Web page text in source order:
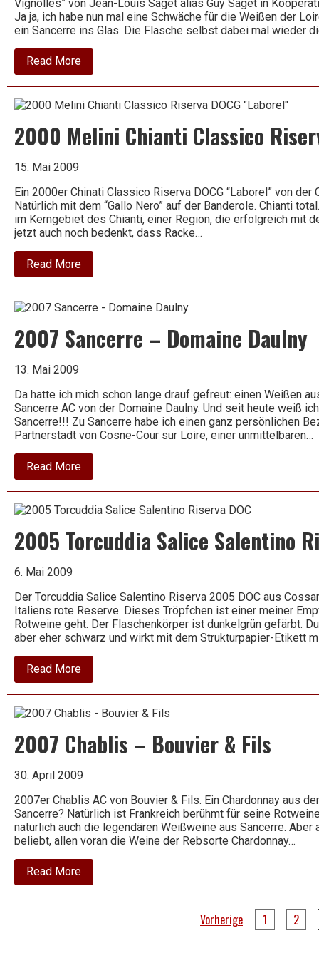
Vignolles” von Jean-Louis Saget alias Guy Saget in
Ja ja, ich habe nun mal eine Schwäche für die Weißen der
ein Sancerre ins Glas. Die Flasche selbst dabei mal wieder
Read Moreabout
2008
Sancerre
Les
Guy
2000 Melini Chianti Classico
15. Mai 2009
Ein 2000er Chinati Classico Riserva DOCG “Laborel” von
Natürlich mit dem “Gallo Nero” auf der Banderole. Chianti
im Kerngebiet des Chianti, einer Region, die erfolgreich mit
jetzt auch noch bedenkt, dass Racke…
Read Moreabout
2000
Melini
Classico
“Laborel”
2007 Sancerre – Domaine Daulny
13. Mai 2009
Da hatte ich mich schon lange drauf gefreut: einen Weißen
Sancerre AC von der Domaine Daulny. Und seit heute weiß
Sancerre!!! Zu Sancerre habe ich einen ganz persönlichen
Partnerstadt von Cosne-Cour sur Loire, einer unmittelbaren…
Read Moreabout
2007
Sancerre
Domaine
2005 Torcuddia Salice Salentino
6. Mai 2009
Der Torcuddia Salice Salentino Riserva 2005 DOC aus
Italiens rote Reserve. Dieses Tröpfchen ist einer meiner
Rotweine geht. Der Flaschenkörper ist dunkelgrün gefärbt.
aber eher schwarz und wirkt mit dem Strukturpapier-Etikett
Read Moreabout
2005
Torcuddia
Salentino
DOC
2007 Chablis – Bouvier & Fils
30. April 2009
2007er Chablis AC von Bouvier & Fils. Ein Chardonnay aus
Sancerre? Natürlich ist Frankreich berühmt für seine
natürlich auch die legendären Weißweine aus Sancerre.
beliebt, allen voran die Weine der Rebsorte Chardonnay…
Read Moreabout
2007
Chablis
SeitennummerierungVorherige 1 2